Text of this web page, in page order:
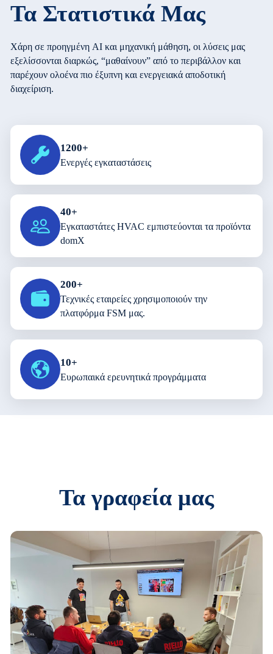
Τα Στατιστικά Μας
Χάρη σε προηγμένη AI και μηχανική μάθηση, οι λύσεις μας
εξελίσσονται διαρκώς, “μαθαίνουν” από το περιβάλλον και
παρέχουν ολοένα πιο έξυπνη και ενεργειακά αποδοτική
διαχείριση.
1200+
Ενεργές εγκαταστάσεις
40+
Eγκαταστάτες HVAC εμπιστεύονται τα προϊόντα
domX
200+
Τεχνικές εταιρείες χρησιμοποιούν την
πλατφόρμα FSM μας.
10+
Ευρωπαικά ερευνητικά προγράμματα
Τα γραφεία μας